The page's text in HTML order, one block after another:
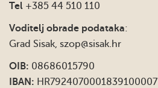
Tel +385 44 510 110
Voditelj obrade podataka:
Grad Sisak, szop@sisak.hr
OIB: 08686015790
IBAN: HR7924070001839100007